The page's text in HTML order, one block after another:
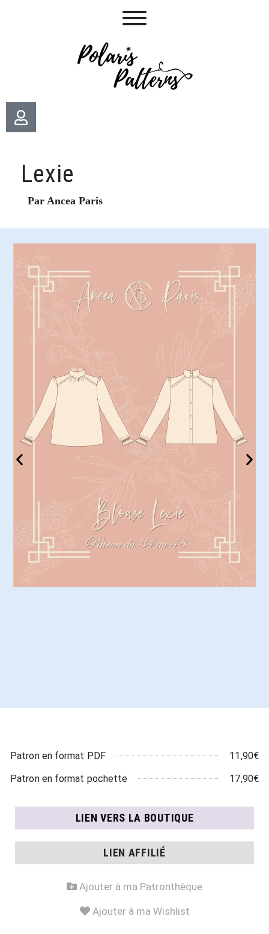
Lexie
Par Ancea Paris
Patron en format PDF 11,90€
Patron en format pochette 17,90€
LIEN VERS LA BOUTIQUE
LIEN AFFILIÉ
Ajouter à ma Patronthèque
Ajouter à ma Wishlist